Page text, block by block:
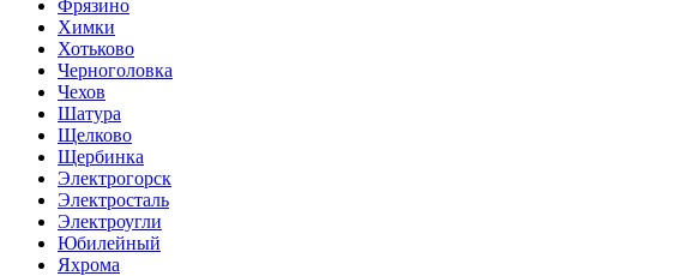
Фрязино
Химки
Хотьково
Черноголовка
Чехов
Шатура
Щелково
Щербинка
Электрогорск
Электросталь
Электроугли
Юбилейный
Яхрома